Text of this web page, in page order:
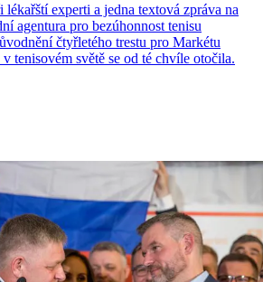
lékařští experti a jedna textová zpráva na
agentura pro bezúhonnost tenisu
čtyřletého trestu pro Markétu
tenisovém světě se od té chvíle otočila.